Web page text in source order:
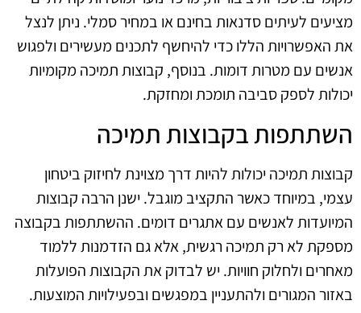
מציעים לעיתים סדנאות בחינם או במחיר סמלי. ניתן לנצל
את האפשרויות הללו כדי להיחשף לתכנים מעשירים ולפגוש
אנשים עם מטרות דומות. בנוסף, קבוצות תמיכה מקומיות
יכולות לספק סביבה תומכת ומחזקת.
השתתפות בקבוצות תמיכה
קבוצות תמיכה יכולות להיות דרך מצוינת לחיזוק ביטחון
עצמי, במיוחד כאשר התקציב מוגבל. ישנן הרבה קבוצות
המיועדות לאנשים עם אתגרים דומים. ההשתתפות בקבוצה
מספקת לא רק תמיכה רגשית, אלא גם הזדמנות ללמוד
מאחרים ולחלוק חוויות. יש לבדוק את הקבוצות הפועלות
באזור המגורים ולהתעניין במפגשים ובפעילויות המוצעות.